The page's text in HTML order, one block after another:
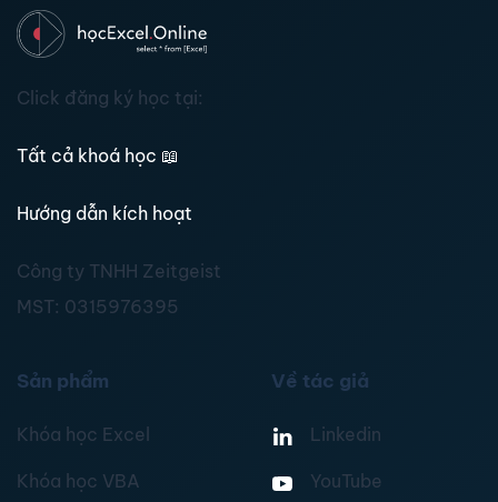
Click đăng ký học tại:
Tất cả khoá học 📖
Hướng dẫn kích hoạt
Công ty TNHH Zeitgeist
MST: 0315976395
Sản phẩm
Khóa học Excel
Khóa học VBA
Về tác giả
Linkedin
YouTube